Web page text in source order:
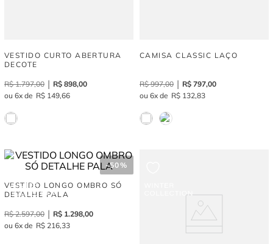
VESTIDO CURTO ABERTURA
DECOTE
R$ 1.797,00 R$ 898,00
6
R$ 149,66
CAMISA CLASSIC LAÇO
R$ 997,00 R$ 797,00
6
R$ 132,83
-50%
VESTIDO LONGO OMBRO SÓ
DETALHE PALA
R$ 2.597,00 R$ 1.298,00
6
R$ 216,33